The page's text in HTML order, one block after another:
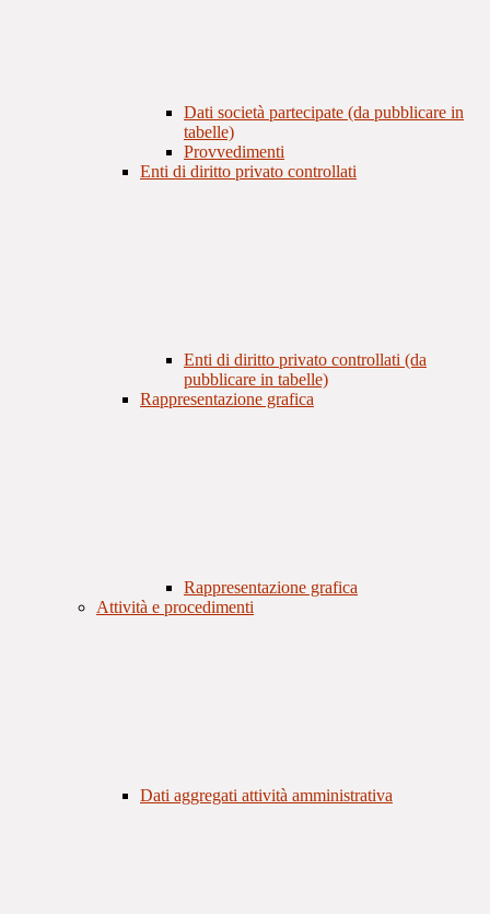
Dati società partecipate (da pubblicare in
tabelle)
Provvedimenti
Enti di diritto privato controllati
Enti di diritto privato controllati (da
pubblicare in tabelle)
Rappresentazione grafica
Rappresentazione grafica
Attività e procedimenti
Dati aggregati attività amministrativa